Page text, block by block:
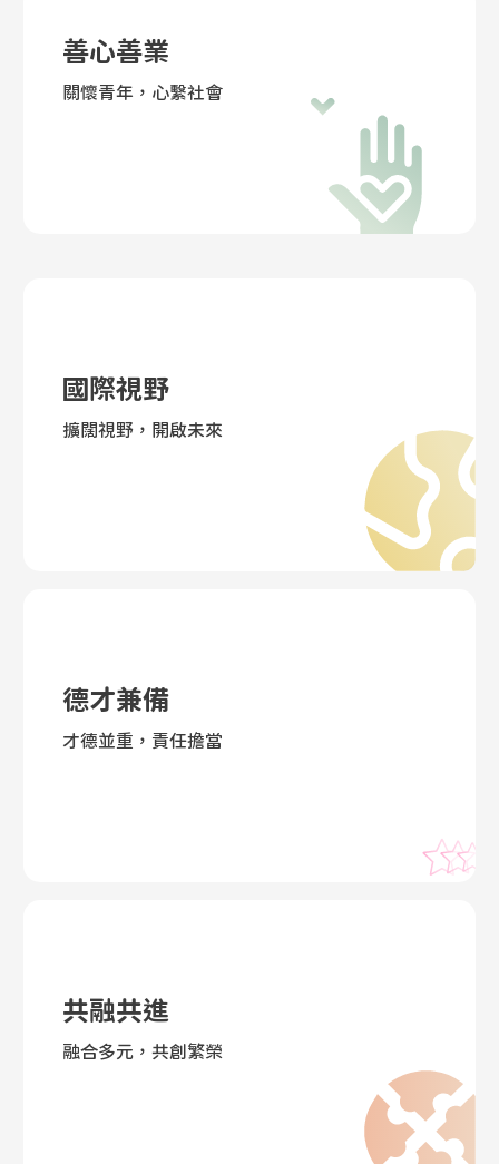
善心善業
關懷青年，心繫社會
國際視野
擴闊視野，開啟未來
德才兼備
才德並重，責任擔當
共融共進
融合多元，共創繁榮